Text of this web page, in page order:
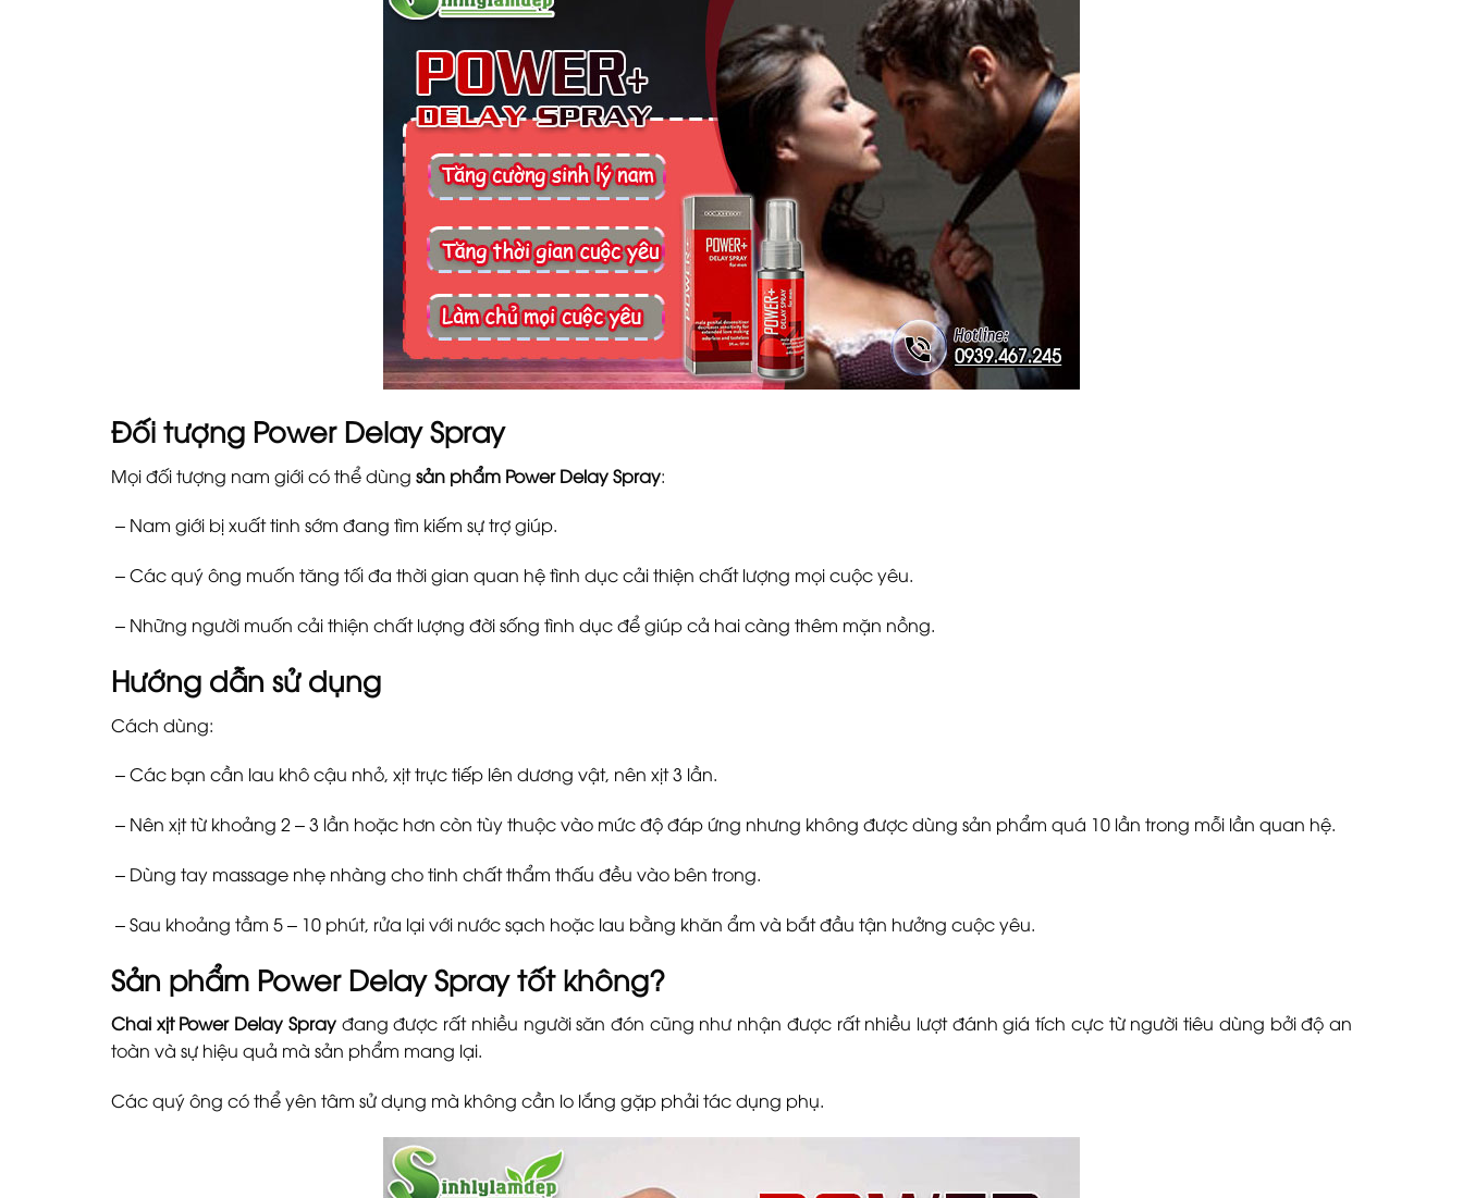
Đối tượng Power Delay Spray
Mọi đối tượng nam giới có thể dùng sản phẩm Power Delay Spray:
– Nam giới bị xuất tinh sớm đang tìm kiếm sự trợ giúp.
– Các quý ông muốn tăng tối đa thời gian quan hệ tình dục cải thiện chất lượng mọi cuộc yêu.
– Những người muốn cải thiện chất lượng đời sống tình dục để giúp cả hai càng thêm mặn nồng.
Hướng dẫn sử dụng
Cách dùng:
– Các bạn cần lau khô cậu nhỏ, xịt trực tiếp lên dương vật, nên xịt 3 lần.
– Nên xịt từ khoảng 2 – 3 lần hoặc hơn còn tùy thuộc vào mức độ đáp ứng nhưng không được dùng sản phẩm quá 10 lần trong mỗi lần quan hệ.
– Dùng tay massage nhẹ nhàng cho tinh chất thẩm thấu đều vào bên trong.
– Sau khoảng tầm 5 – 10 phút, rửa lại với nước sạch hoặc lau bằng khăn ẩm và bắt đầu tận hưởng cuộc yêu.
Sản phẩm Power Delay Spray tốt không?
Chai xịt Power Delay Sprayđang được rất nhiều người săn đón cũng như nhận được rất nhiều lượt đánh giá tích cực từ người tiêu dùng bởi độ an
toàn và sự hiệu quả mà sản phẩm mang lại.
Các quý ông có thể yên tâm sử dụng mà không cần lo lắng gặp phải tác dụng phụ.